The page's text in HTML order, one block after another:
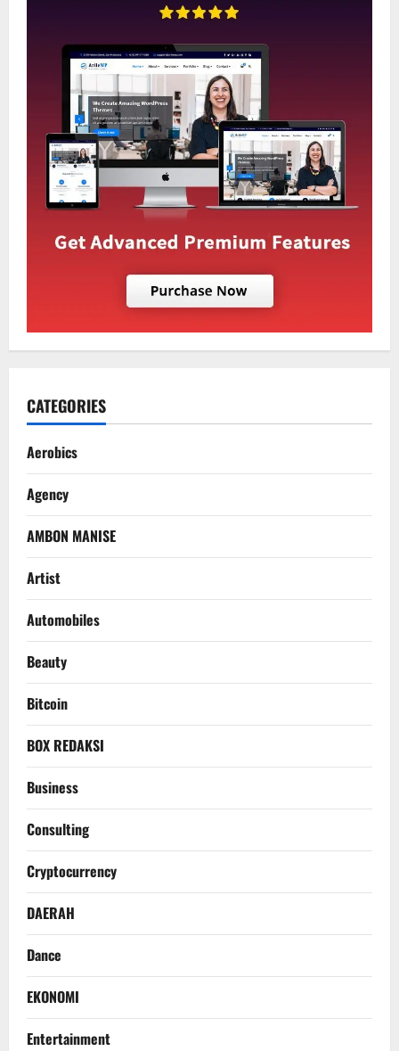
CATEGORIES
Aerobics
Agency
AMBON MANISE
Artist
Automobiles
Beauty
Bitcoin
BOX REDAKSI
Business
Consulting
Cryptocurrency
DAERAH
Dance
EKONOMI
Entertainment